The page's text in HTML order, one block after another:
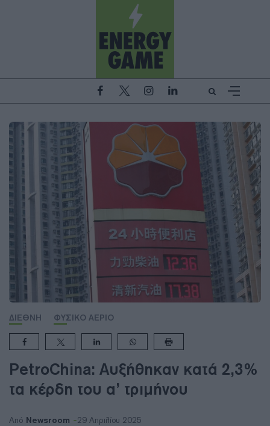
ΔΙΕΘΝΗ ΦΥΣΙΚΟ ΑΕΡΙΟ
PetroChina: Αυξήθηκαν κατά 2,3%
τα κέρδη του α’ τριμήνου
Από Newsroom 29 Απριλίου 2025